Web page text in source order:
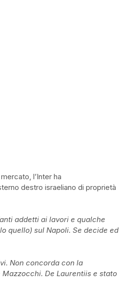
l’Inter ha
destro israeliano di proprietà
addetti ai lavori e qualche
quello) sul Napoli. Se decide ed
Non concorda con la
De Laurentiis e stato